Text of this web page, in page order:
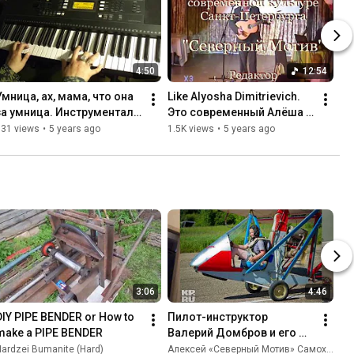
4:50
ах, мама, что она
умница. Инструментал
песню А. Розенбаума
views • 5 years ago
12:54
Like Alyosha Dimitrievich.
Это современный Алёша
Димитриевич?
1.5K views • 5 years ago
3:06
PIPE BENDER or How to
a PIPE BENDER
Bumanite (Hard)
4:46
Пилот-инструктор
Валерий Домбров и его
песня Мой корабль.
Алексей «Северный Мотив» Самохин